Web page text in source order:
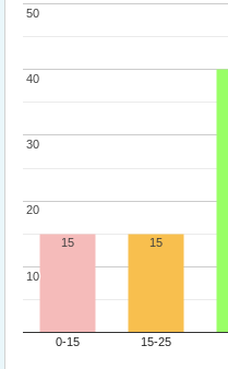
0-15 15-25
10
10
20
20
30
30
40
40
50
50
15 15